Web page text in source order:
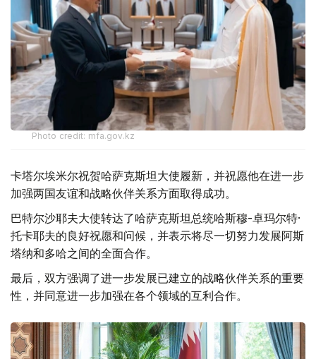
Photo credit: mfa.gov.kz
卡塔尔埃米尔祝贺哈萨克斯坦大使履新，并祝愿他在进一步
加强两国友谊和战略伙伴关系方面取得成功。
巴特尔沙耶夫大使转达了哈萨克斯坦总统哈斯穆-卓玛尔特·
托卡耶夫的良好祝愿和问候，并表示将尽一切努力发展阿斯
塔纳和多哈之间的全面合作。
最后，双方强调了进一步发展已建立的战略伙伴关系的重要
性，并同意进一步加强在各个领域的互利合作。